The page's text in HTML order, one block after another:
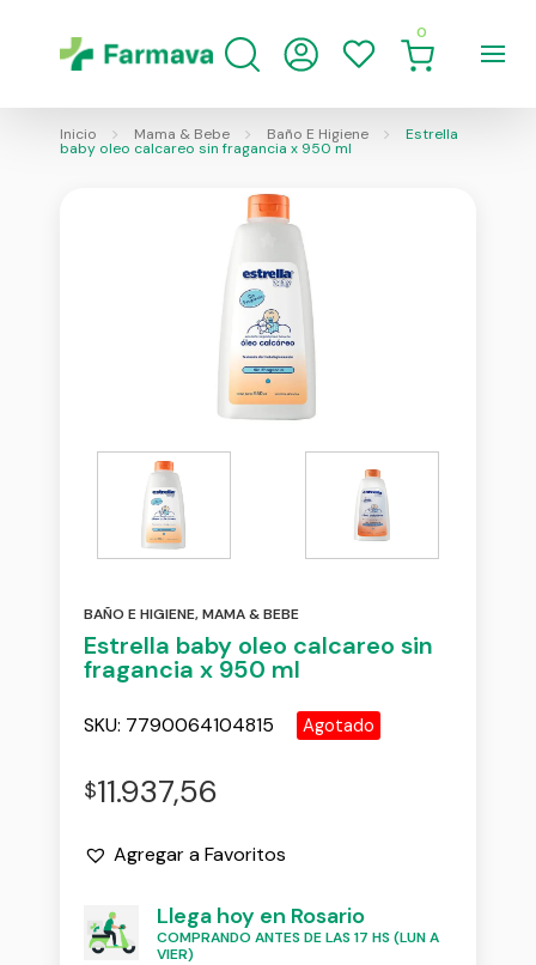
0
Inicio Mama & Bebe Baño E Higiene Estrella
baby oleo calcareo sin fragancia x 950 ml
BAÑO E HIGIENE,MAMA & BEBE
Estrella baby oleo calcareo sin
fragancia x 950 ml
SKU: 7790064104815 Agotado
$11.937,56
Agregar a Favoritos
Llega hoy en Rosario
COMPRANDO ANTES DE LAS 17 HS (LUN A
VIER)